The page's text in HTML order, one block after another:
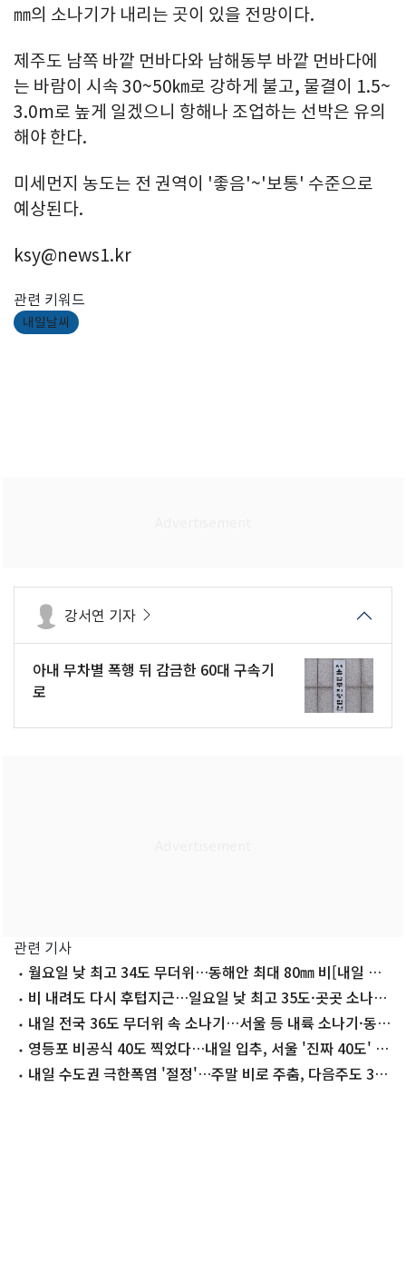
㎜의 소나기가 내리는 곳이 있을 전망이다.
제주도 남쪽 바깥 먼바다와 남해동부 바깥 먼바다에
는 바람이 시속 30~50㎞로 강하게 불고, 물결이 1.5~
3.0m로 높게 일겠으니 항해나 조업하는 선박은 유의
해야 한다.
미세먼지 농도는 전 권역이 '좋음'~'보통' 수준으로
예상된다.
ksy@news1.kr
관련 키워드
내일날씨
강서연 기자
아내 무차별 폭행 뒤 감금한 60대 구속기
로
관련 기사
월요일 낮 최고 34도 무더위…동해안 최대 80㎜ 비[내일 날
씨]비 내려도 다시 후텁지근…일요일 낮 최고 35도·곳곳 소나기
[내일날씨]
내일 전국 36도 무더위 속 소나기…서울 등 내륙 소나기·동
해안 폭우
영등포 비공식 40도 찍었다…내일 입추, 서울 '진짜 40도' 넘
나 내일 수도권 극한폭염 '절정'…주말 비로 주춤, 다음주도 36